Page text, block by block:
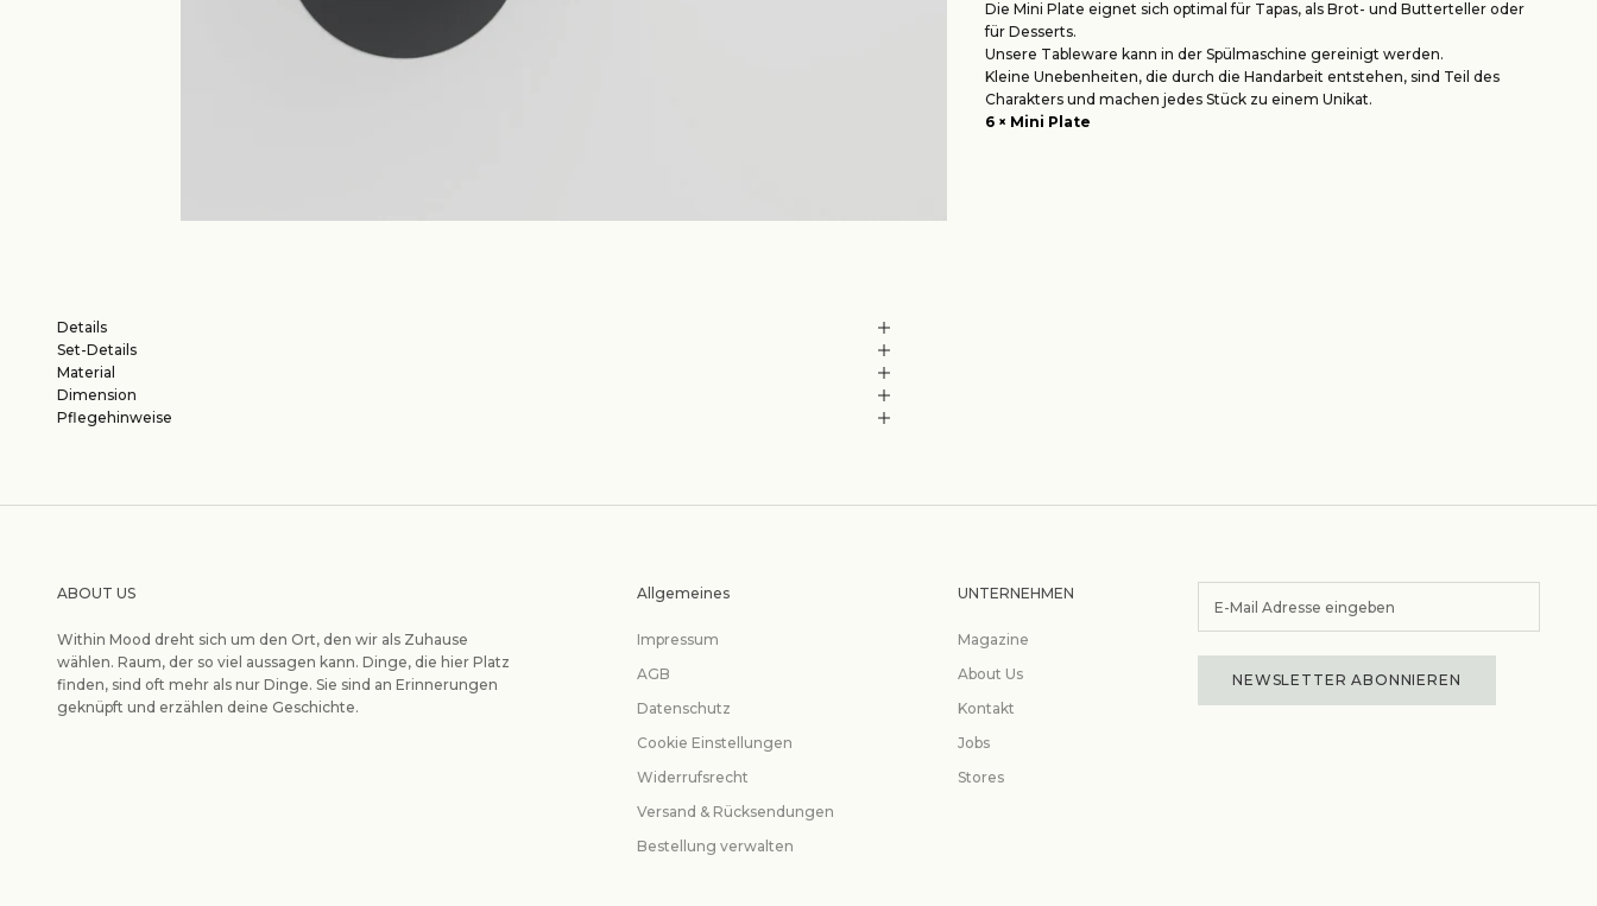
Die Mini Plate eignet sich optimal für Tapas, als Brot- und Butterteller oder
für Desserts.
Unsere Tableware kann in der Spülmaschine gereinigt werden.
Kleine Unebenheiten, die durch die Handarbeit entstehen, sind Teil des
Charakters und machen jedes Stück zu einem Unikat.
6 × Mini Plate
Details
Set-Details
Material
Dimension
Pflegehinweise
ABOUT US
Within Mood dreht sich um den Ort, den wir als Zuhause
wählen. Raum, der so viel aussagen kann. Dinge, die hier Platz
finden, sind oft mehr als nur Dinge. Sie sind an Erinnerungen
geknüpft und erzählen deine Geschichte.
Allgemeines
Impressum
AGB
Datenschutz
Cookie Einstellungen
Widerrufsrecht
Versand & Rücksendungen
Bestellung verwalten
UNTERNEHMEN
Magazine
About Us
Kontakt
Jobs
Stores
NEWSLETTER ABONNIEREN